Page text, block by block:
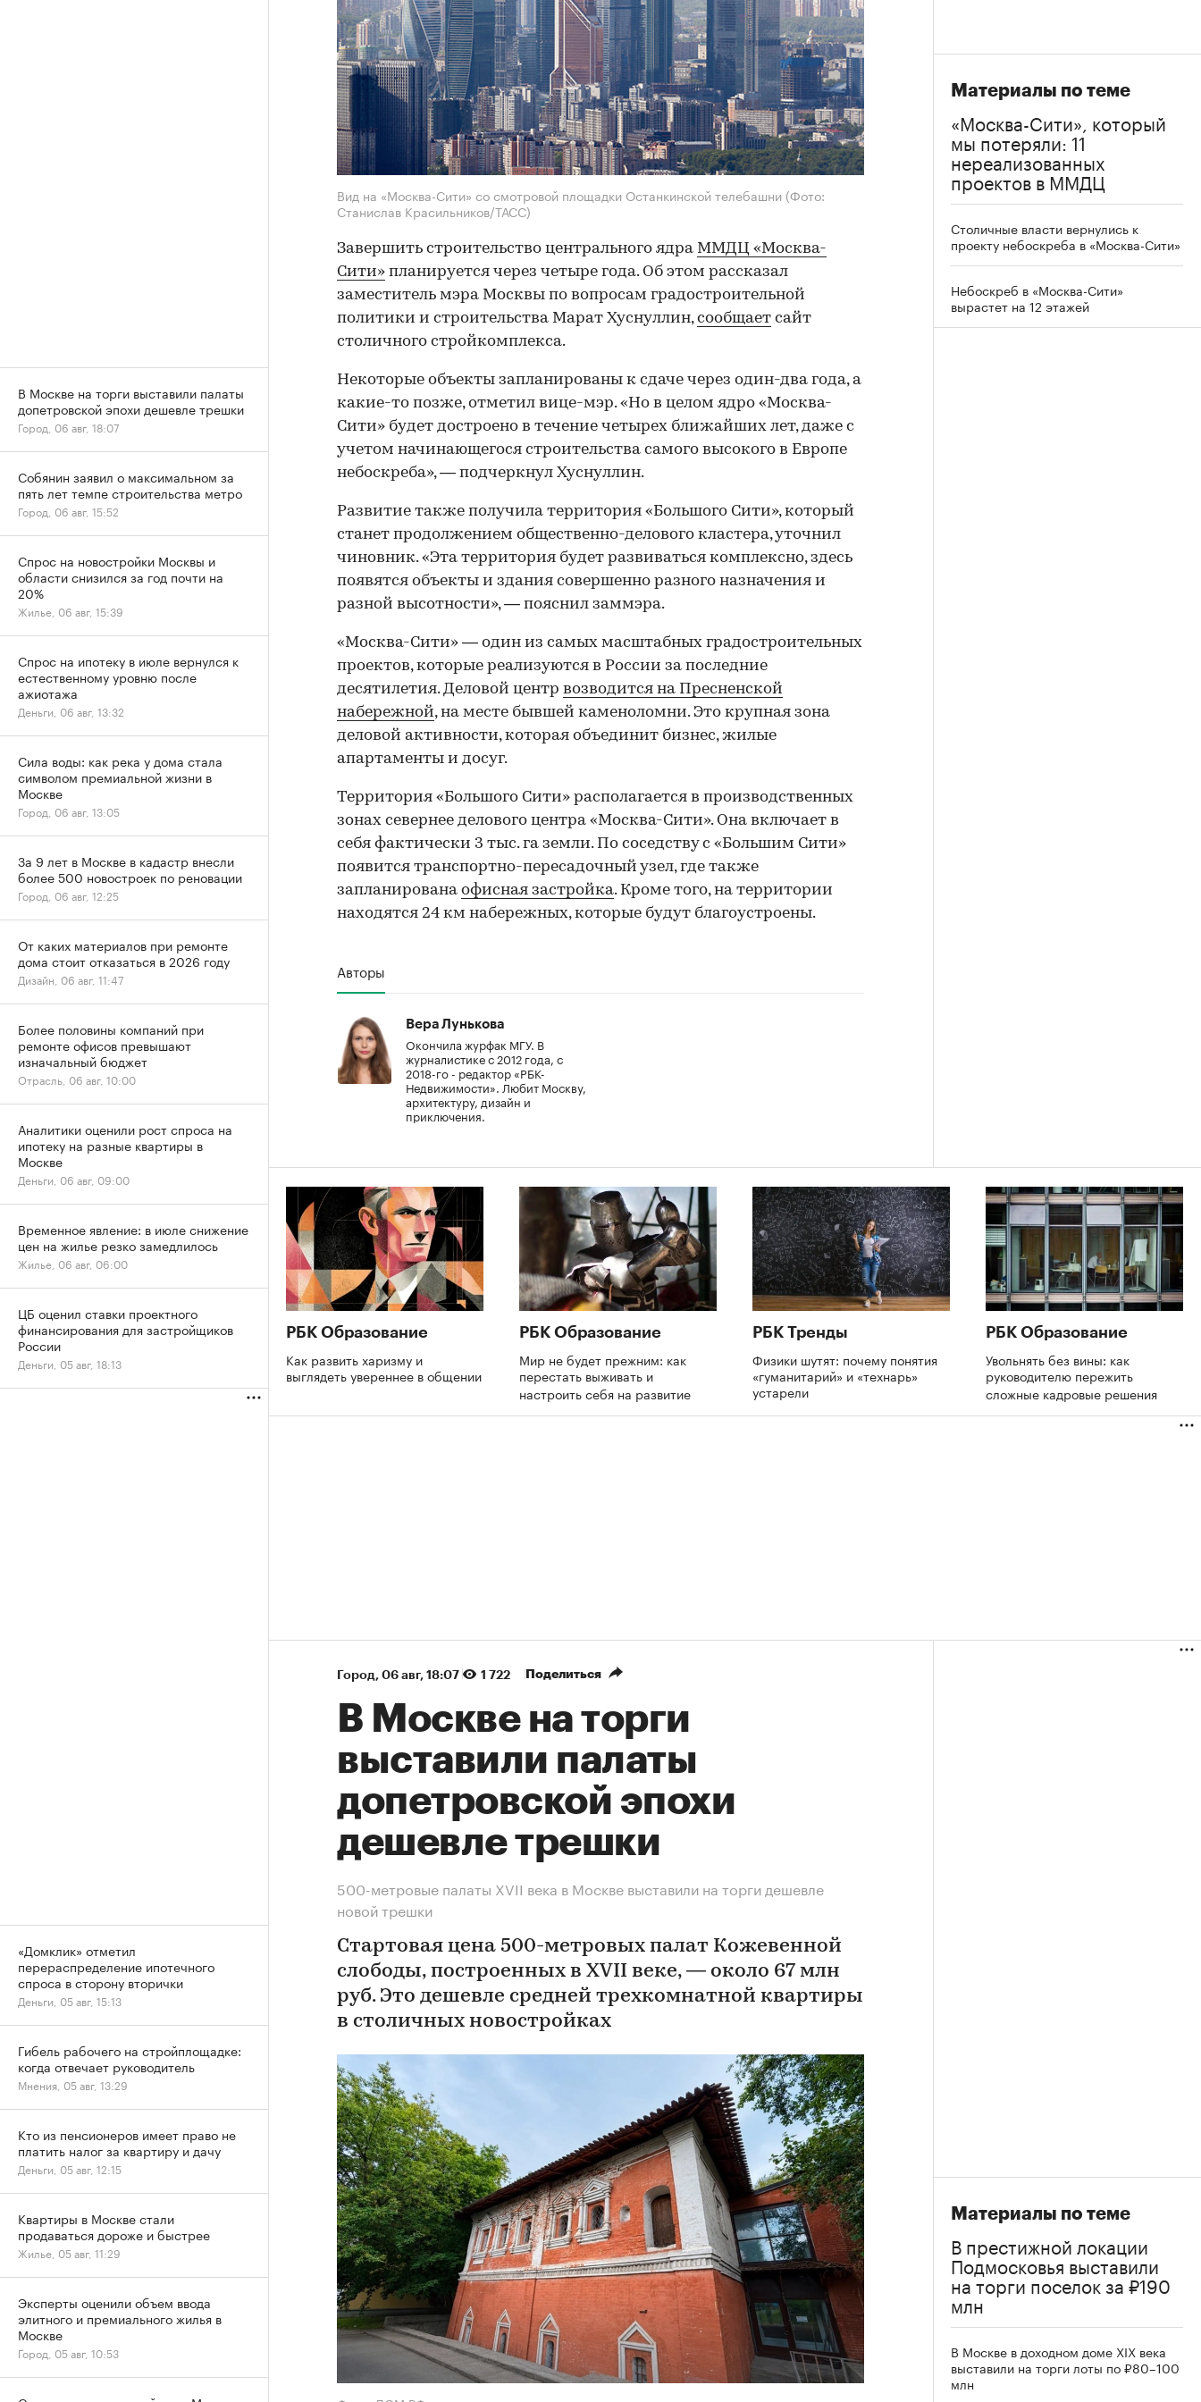
Вид на «Москва-Сити» со смотровой площадки Останкинской телебашни (Фото:
Станислав Красильников/ТАСС)
Завершить строительство центрального ядра ММДЦ «Москва-
Сити» планируется через четыре года. Об этом рассказал
заместитель мэра Москвы по вопросам градостроительной
политики и строительства Марат Хуснуллин,сообщает сайт
столичного стройкомплекса.
Некоторые объекты запланированы к сдаче через один-два года, а
какие-то позже, отметил вице-мэр. «Но в целом ядро «Москва-
Сити» будет достроено в течение четырех ближайших лет, даже с
учетом начинающегося строительства самого высокого в Европе
небоскреба», — подчеркнул Хуснуллин.
Развитие также получила территория «Большого Сити», который
станет продолжением общественно-делового кластера, уточнил
чиновник. «Эта территория будет развиваться комплексно, здесь
появятся объекты и здания совершенно разного назначения и
разной высотности», — пояснил заммэра.
«Москва-Сити» — один из самых масштабных градостроительных
проектов, которые реализуются в России за последние
десятилетия. Деловой центр возводится на Пресненской
набережной, на месте бывшей каменоломни. Это крупная зона
деловой активности, которая объединит бизнес, жилые
апартаменты и досуг.
Территория «Большого Сити» располагается в производственных
зонах севернее делового центра «Москва-Сити». Она включает в
себя фактически 3 тыс. га земли. По соседству с «Большим Сити»
появится транспортно-пересадочный узел, где также
запланирована офисная застройка. Кроме того, на территории
находятся 24 км набережных, которые будут благоустроены.
Авторы
Вера Лунькова
Окончила журфак МГУ. В
журналистике с 2012 года, с
2018-го - редактор «РБК-
Недвижимости». Любит Москву,
архитектуру, дизайн и
приключения.
Материалы по теме
«Москва-Сити», который
мы потеряли: 11
нереализованных
проектов в ММДЦ
Столичные власти вернулись к
проекту небоскреба в «Москва-Сити»
Небоскреб в «Москва-Сити»
вырастет на 12 этажей
РБК Образование
Как развить харизму и
выглядеть увереннее в общении
РБК Образование
Мир не будет прежним: как
перестать выживать и
настроить себя на развитие
РБК Тренды
Физики шутят: почему понятия
«гуманитарий» и «технарь»
устарели
РБК Образование
Увольнять без вины: как
руководителю пережить
сложные кадровые решения
Город⁠, 06 авг, 18:07 1 722 Поделиться
В Москве на торги
выставили палаты
допетровской эпохи
дешевле трешки
500-метровые палаты XVII века в Москве выставили на торги дешевле
новой трешки
Стартовая цена 500-метровых палат Кожевенной
слободы, построенных в XVII веке, — около 67 млн
руб. Это дешевле средней трехкомнатной квартиры
в столичных новостройках
Материалы по теме
В престижной локации
Подмосковья выставили
на торги поселок за ₽190
млн
В Москве в доходном доме XIX века
выставили на торги лоты по ₽80–100
млн
В Москве на торги выставили палаты
допетровской эпохи дешевле трешки
Город, 06 авг, 18:07
Собянин заявил о максимальном за
пять лет темпе строительства метро
Город, 06 авг, 15:52
Спрос на новостройки Москвы и
области снизился за год почти на
20%
Жилье, 06 авг, 15:39
Спрос на ипотеку в июле вернулся к
естественному уровню после
ажиотажа
Деньги, 06 авг, 13:32
Сила воды: как река у дома стала
символом премиальной жизни в
Москве
Город, 06 авг, 13:05
За 9 лет в Москве в кадастр внесли
более 500 новостроек по реновации
Город, 06 авг, 12:25
От каких материалов при ремонте
дома стоит отказаться в 2026 году
Дизайн, 06 авг, 11:47
Более половины компаний при
ремонте офисов превышают
изначальный бюджет
Отрасль, 06 авг, 10:00
Аналитики оценили рост спроса на
ипотеку на разные квартиры в
Москве
Деньги, 06 авг, 09:00
Временное явление: в июле снижение
цен на жилье резко замедлилось
Жилье, 06 авг, 06:00
ЦБ оценил ставки проектного
финансирования для застройщиков
России
Деньги, 05 авг, 18:13
«Домклик» отметил
перераспределение ипотечного
спроса в сторону вторички
Деньги, 05 авг, 15:13
Гибель рабочего на стройплощадке:
когда отвечает руководитель
Мнения, 05 авг, 13:29
Кто из пенсионеров имеет право не
платить налог за квартиру и дачу
Деньги, 05 авг, 12:15
Квартиры в Москве стали
продаваться дороже и быстрее
Жилье, 05 авг, 11:29
Эксперты оценили объем ввода
элитного и премиального жилья в
Москве
Город, 05 авг, 10:53